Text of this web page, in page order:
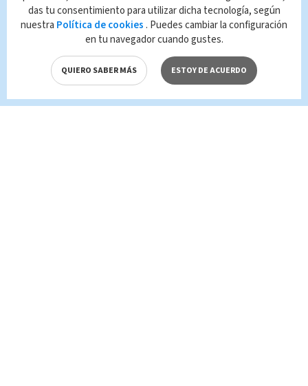
que es propiedad de TELEDIARIO; su
reproducción no autorizada constituye una
infracción y un delito de conformidad con las
leyes aplicables.
das tu consentimiento para utilizar dicha tecnología, según
nuestra Política de cookies . Puedes cambiar la configuración
en tu navegador cuando gustes.
QUIERO SABER MÁS ESTOY DE ACUERDO